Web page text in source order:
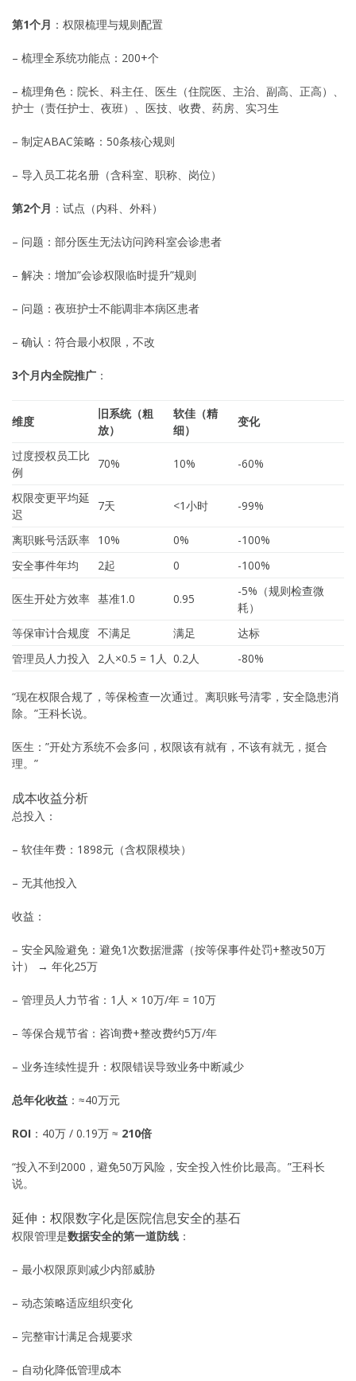
第1个月 ：权限梳理与规则配置
– 梳理全系统功能点：200+个
– 梳理角色：院长、科主任、医生（住院医、主治、副高、正高）、
护士（责任护士、夜班）、医技、收费、药房、实习生
– 制定ABAC策略：50条核心规则
– 导入员工花名册（含科室、职称、岗位）
第2个月 ：试点（内科、外科）
– 问题：部分医生无法访问跨科室会诊患者
– 解决：增加”会诊权限临时提升”规则
– 问题：夜班护士不能调非本病区患者
– 确认：符合最小权限，不改
3个月内全院推广 ：
维度
旧系统（粗
放）
软佳（精
细）
变化
过度授权员工比
例
70% 10% -60%
权限变更平均延
迟
7天 <1小时 -99%
离职账号活跃率 10% 0%
-100%
安全事件年均
2起 0 -100%
医生开处方效率 基准1.0 0.95
-5%（规则检查微
耗）
等保审计合规度 不满足 满足
达标
管理员人力投入
2人×0.5 = 1人 0.2人 -80%
“现在权限合规了，等保检查一次通过。离职账号清零，安全隐患消
除。”王科长说。
医生：”开处方系统不会多问，权限该有就有，不该有就无，挺合
理。”
成本收益分析
总投入：
– 软佳年费：1898元（含权限模块）
– 无其他投入
收益：
– 安全风险避免：避免1次数据泄露（按等保事件处罚+整改50万
计） → 年化25万
– 管理员人力节省：1人 × 10万/年 = 10万
– 等保合规节省：咨询费+整改费约5万/年
– 业务连续性提升：权限错误导致业务中断减少
总年化收益 ：≈40万元
ROI ：40万 / 0.19万 ≈ 210倍
“投入不到2000，避免50万风险，安全投入性价比最高。”王科长
说。
延伸：权限数字化是医院信息安全的基石
权限管理是数据安全的第一道防线 ：
– 最小权限原则减少内部威胁
– 动态策略适应组织变化
– 完整审计满足合规要求
– 自动化降低管理成本